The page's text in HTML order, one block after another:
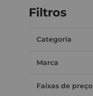
Filtros
Categoria
Marca
Faixas de preço